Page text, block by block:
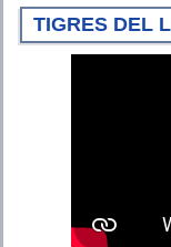
TIGRES DEL